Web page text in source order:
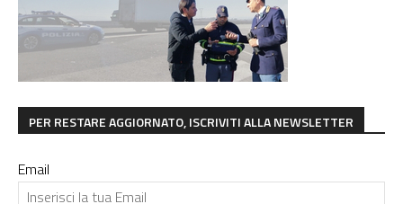
PER RESTARE AGGIORNATO, ISCRIVITI ALLA NEWSLETTER
Email